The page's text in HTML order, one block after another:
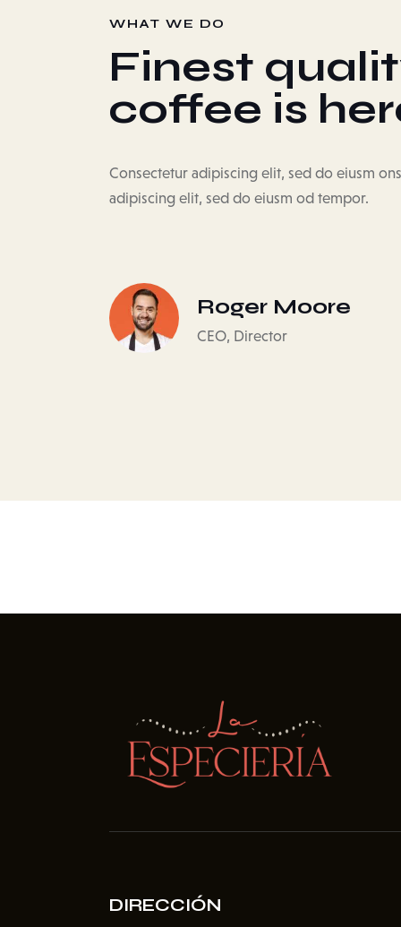
WHAT WE DO
Finest
coffee is
Consectetur adipiscing elit, sed do eiusm
adipiscing elit, sed do eiusm od tempor.
Roger Moore
CEO, Director
DIRECCIÓN